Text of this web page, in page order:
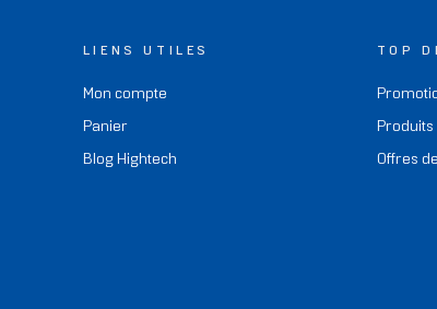
LIENS UTILES
Mon compte
Panier
Blog Hightech
TOP
Produits
Offres